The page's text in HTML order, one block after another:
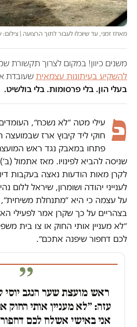
מאחז זמני, עד שיוכלו לעבור לתוך הרצועה | צילום:
משנים כיוון! במקום לצרוך תקשורת
להשקיע בעיתונות עצמאיתשעובדת
בעלי הון. בלי פרסומות. בלי בולשיט.
פ עילי מטה ״לא נשכח״,
חוקי ליד קיבוץ ארז
פתחו במאבק נגד ראש
שניסה להביא לפינויו. מאז אתמול
לענייני יהודה ושומרון, שיראל ללום
על עצמה כי היא ״מתנחלת משיחית״,
בצהריים על כך שקרן אמר לפעילי
״לא מעניין אותי החוק או צו בית
לכם דחפור שיפנה אתכם״.
ראש מועצת שער הנגב יוסי
עזה: ״לא מעניין אותי החוק
אני באישי אשלח לכם